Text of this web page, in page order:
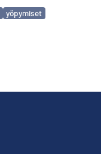
yöpymiset